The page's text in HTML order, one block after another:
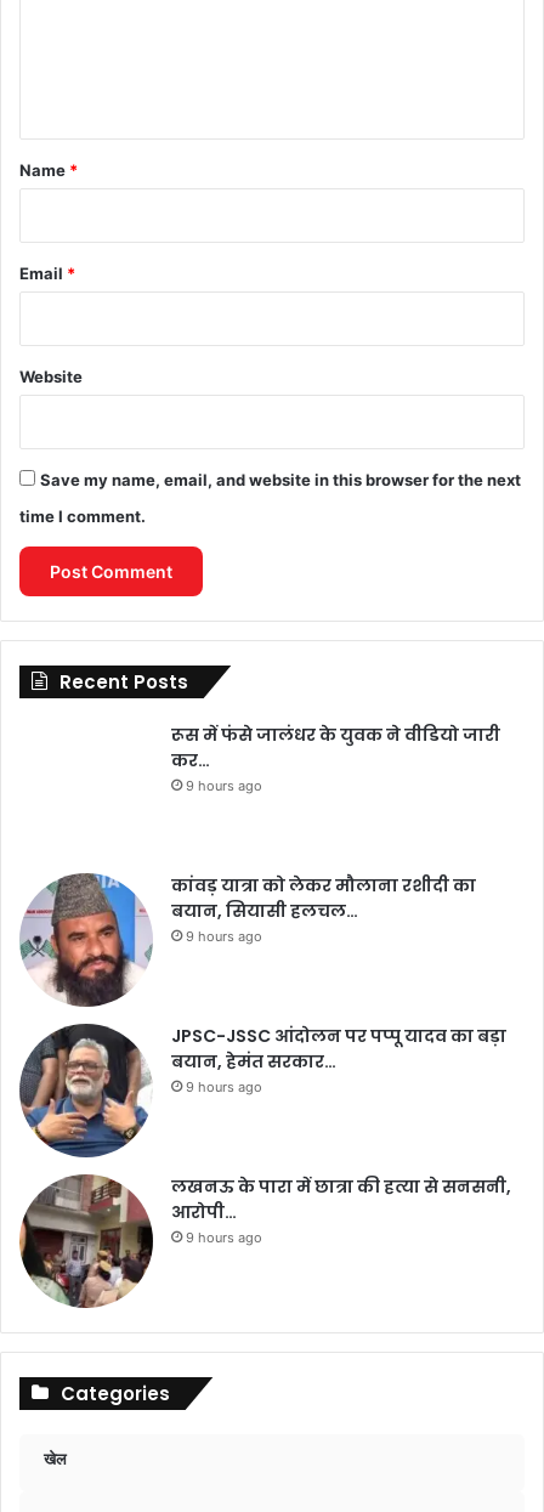
*
Name *
Email *
Website
Save my name, email, and website in this browser for the next
time I comment.
Recent Posts
रूस में फंसे जालंधर के युवक ने वीडियो जारी
कर…
9 hours ago
कांवड़ यात्रा को लेकर मौलाना रशीदी का
बयान, सियासी हलचल…
9 hours ago
JPSC-JSSC आंदोलन पर पप्पू यादव का बड़ा
बयान, हेमंत सरकार…
9 hours ago
लखनऊ के पारा में छात्रा की हत्या से सनसनी,
आरोपी…
9 hours ago
Categories
खेल